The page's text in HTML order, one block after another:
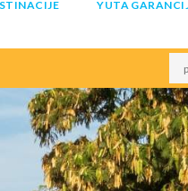
YUTA